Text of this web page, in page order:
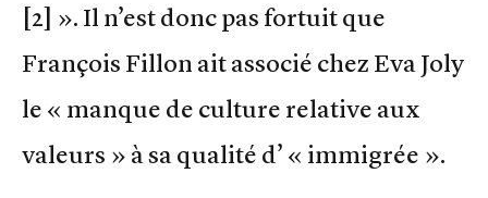
[2] ». Il n’est donc pas fortuit que
François Fillon ait associé chez Eva Joly
le « manque de culture relative aux
valeurs » à sa qualité d’ « immigrée ».